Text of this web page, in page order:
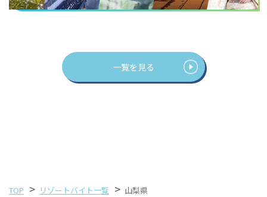
一覧を見る
TOP > リゾートバイト一覧 > 山梨県